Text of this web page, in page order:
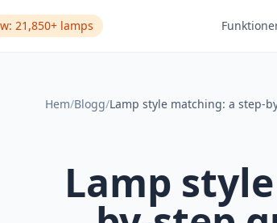
21,850+ lamps
Hem/Blogg/
Lamp